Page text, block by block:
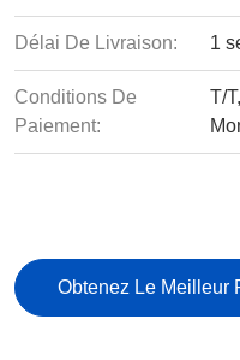
Délai De Livraison: 1
Conditions De
Paiement:
T/
Obtenez Le Meilleur